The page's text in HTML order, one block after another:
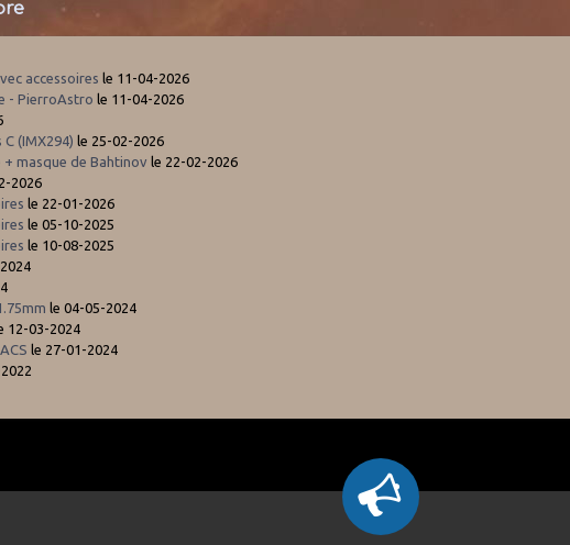
accessoires le 11-04-2026
- PierroAstro le 11-04-2026
(IMX294) le 25-02-2026
masque de Bahtinov le 22-02-2026
2026
le 22-01-2026
le 05-10-2025
le 10-08-2025
le 04-05-2024
12-03-2024
le 27-01-2024